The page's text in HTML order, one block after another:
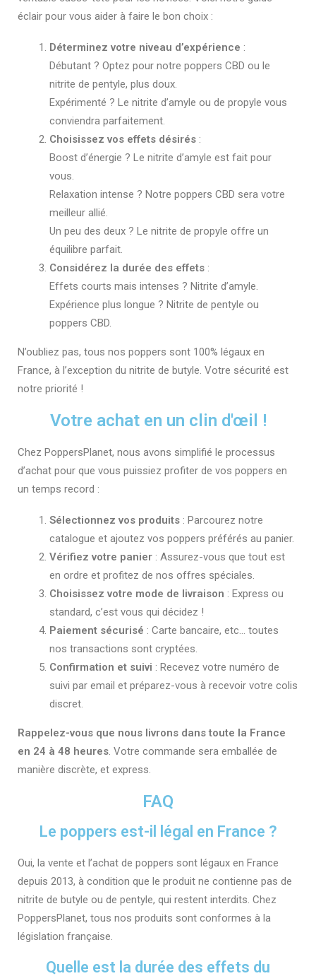
éclair pour vous aider à faire le bon choix :
Déterminez votre niveau d’expérience :
Débutant ? Optez pour notre poppers CBD ou le
nitrite de pentyle, plus doux.
Expérimenté ? Le nitrite d’amyle ou de propyle vous
conviendra parfaitement.
Choisissez vos effets désirés :
Boost d’énergie ? Le nitrite d’amyle est fait pour
vous.
Relaxation intense ? Notre poppers CBD sera votre
meilleur allié.
Un peu des deux ? Le nitrite de propyle offre un
équilibre parfait.
Considérez la durée des effets :
Effets courts mais intenses ? Nitrite d’amyle.
Expérience plus longue ? Nitrite de pentyle ou
poppers CBD.
N’oubliez pas, tous nos poppers sont 100% légaux en
France, à l’exception du nitrite de butyle. Votre sécurité est
notre priorité !
Votre achat en un clin d'œil !
Chez PoppersPlanet, nous avons simplifié le processus
d’achat pour que vous puissiez profiter de vos poppers en
un temps record :
Sélectionnez vos produits : Parcourez notre
catalogue et ajoutez vos poppers préférés au panier.
Vérifiez votre panier : Assurez-vous que tout est
en ordre et profitez de nos offres spéciales.
Choisissez votre mode de livraison : Express ou
standard, c’est vous qui décidez !
Paiement sécurisé : Carte bancaire, etc… toutes
nos transactions sont cryptées.
Confirmation et suivi : Recevez votre numéro de
suivi par email et préparez-vous à recevoir votre colis
discret.
Rappelez-vous que nous livrons dans toute la France
en 24 à 48 heures. Votre commande sera emballée de
manière discrète, et express.
FAQ
Le poppers est-il légal en France ?
Oui, la vente et l’achat de poppers sont légaux en France
depuis 2013, à condition que le produit ne contienne pas de
nitrite de butyle ou de pentyle, qui restent interdits. Chez
PoppersPlanet, tous nos produits sont conformes à la
législation française.
Quelle est la durée des effets du